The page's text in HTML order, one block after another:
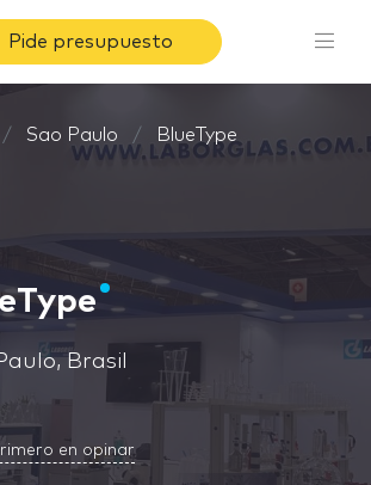
Pide presupuesto
Sao Paulo BlueType
Brasil
en opinar